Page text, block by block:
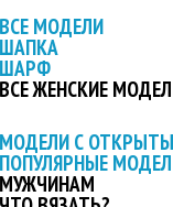
ВСЕ МОДЕЛИ
ШАПКА
ШАРФ
ВСЕ ЖЕНСКИЕ
МОДЕЛИ С
ПОПУЛЯРНЫЕ
МУЖЧИНАМ